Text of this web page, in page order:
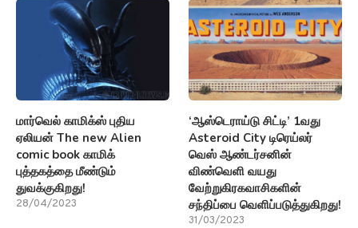
மார்வெல் காமிக்ஸ் புதிய
ஏலியன் The new Alien
comic book காமிக்
புத்தகத்தை மீண்டும்
துவக்குகிறது!
28/04/2023
‘ஆஸ்டெராய்டு சிட்டி’ 1வது
Asteroid City டிரெய்லர்
வெஸ் ஆண்டர்சனின்
விண்வெளி வயது
வேற்றுகிரகவாசிகளின்
சந்திப்பை வெளிப்படுத்துகிறது!
31/03/2023